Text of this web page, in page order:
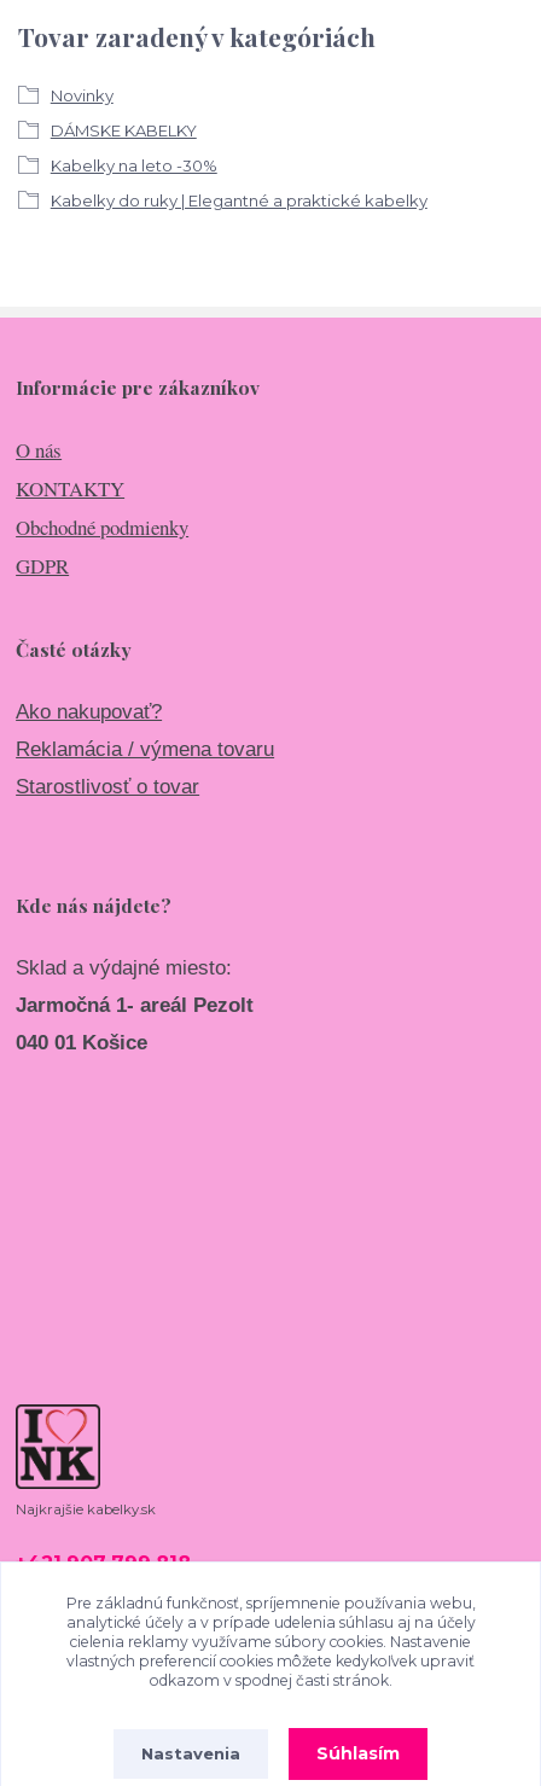
Tovar zaradený v kategóriách
Novinky
DÁMSKE KABELKY
Kabelky na leto -30%
Kabelky do ruky | Elegantné a praktické kabelky
Informácie pre zákazníkov
O nás
KONTAKTY
Obchodné podmienky
GDPR
Časté otázky
Ako nakupovať?
Reklamácia / výmena tovaru
Starostlivosť o tovar
Kde nás nájdete?
Sklad a výdajné miesto:
Jarmočná 1- areál Pezolt
040 01 Košice
Najkrajšie kabelky.sk
+421 907 799 818
najkrajsiekabelky@gmail.com
Pre základnú funkčnosť, spríjemnenie používania webu,
analytické účely a v prípade udelenia súhlasu aj na účely
cielenia reklamy využívame súbory cookies. Nastavenie
vlastných preferencií cookies môžete kedykoľvek upraviť
odkazom v spodnej časti stránok.
Nastavenia Súhlasím
SKVĚLÉ4.9/5